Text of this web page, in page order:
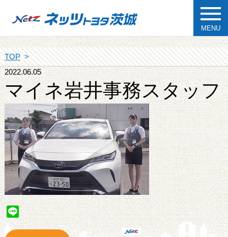
MENU
TOP
2022.06.05
マイネ岩井事務スタッフ
Line